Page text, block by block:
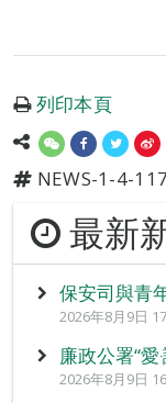
列印本頁
NEWS-1-4-
最新
保安司與青
2026年8月9日
廉政公署“
2026年8月9日